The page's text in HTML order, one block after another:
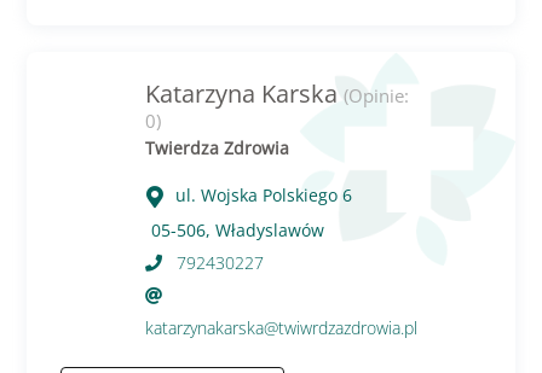
Katarzyna Karska (Opinie:
0)
Twierdza Zdrowia
ul. Wojska Polskiego 6
05-506, Władyslawów
792430227
katarzynakarska@twiwrdzazdrowia.pl